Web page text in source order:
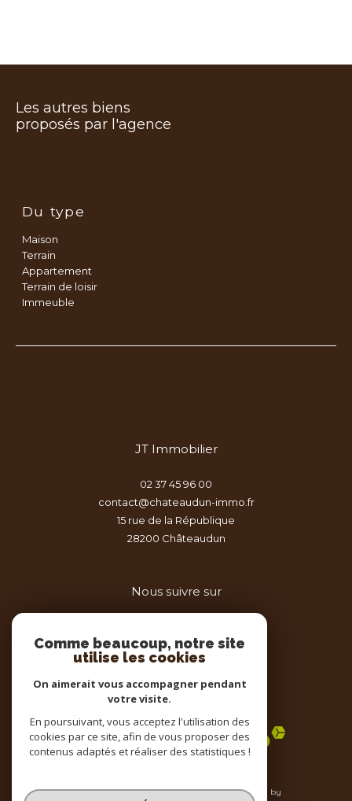
Les autres biens
proposés par l'agence
Du type
Maison
Terrain
Appartement
Terrain de loisir
Immeuble
JT Immobilier
02 37 45 96 00
contact@chateaudun-immo.fr
15 rue de la République
28200
châteaudun
Nous suivre sur
Adhérents
© 2026 | Tous droits réservés | Traduction powered by
Comme beaucoup, notre site
utilise les cookies
On aimerait vous accompagner pendant
votre visite.
En poursuivant, vous acceptez l'utilisation des
cookies par ce site, afin de vous proposer des
contenus adaptés et réaliser des statistiques !